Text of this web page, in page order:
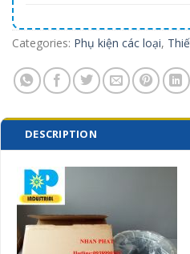
Categories: Phụ kiện các loại,
DESCRIPTION